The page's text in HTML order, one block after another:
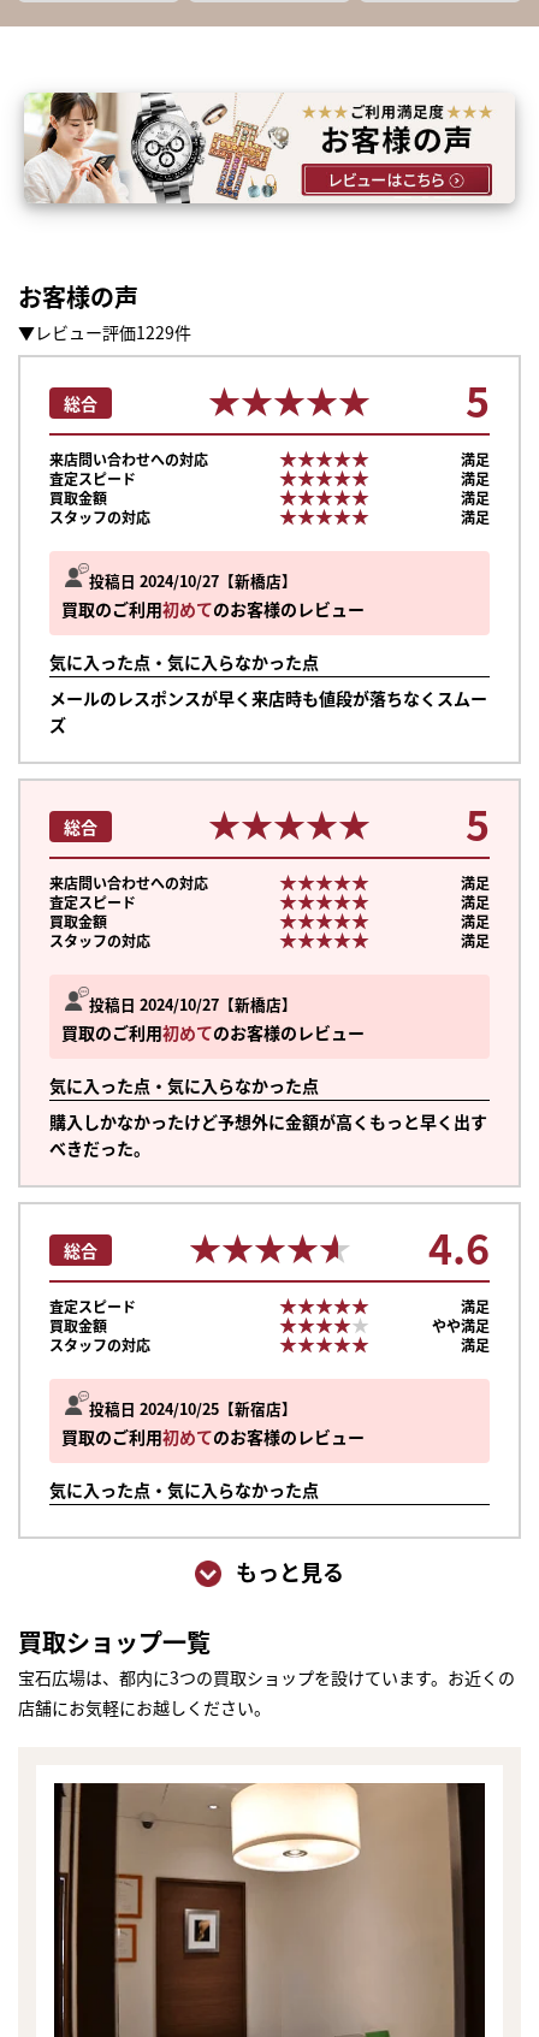
お客様の声
▼レビュー評価1229件
投稿日 2024/10/27 新橋店
買取のご利用初めてのお客様のレビュー
気に入った点・気に入らなかった点
メールのレスポンスが早く来店時も値段が落ちなくスムー
ズ
総合 ★★★★★
★★★★★ 5
来店問い合わせへの対応 ★★★★★
★★★★★
満足
査定スピード
★★★★★
★★★★★
満足
買取金額
★★★★★
★★★★★
満足
スタッフの対応
★★★★★
★★★★★ 満足
投稿日 2024/10/27 新橋店
買取のご利用初めてのお客様のレビュー
気に入った点・気に入らなかった点
購入しかなかったけど予想外に金額が高くもっと早く出す
べきだった。
総合 ★★★★★
★★★★★ 5
来店問い合わせへの対応 ★★★★★
★★★★★
満足
査定スピード
★★★★★
★★★★★
満足
買取金額
★★★★★
★★★★★
満足
スタッフの対応
★★★★★
★★★★★ 満足
投稿日 2024/10/25 新宿店
買取のご利用初めてのお客様のレビュー
気に入った点・気に入らなかった点
総合 ★★★★★
★★★★★ 4.6
査定スピード ★★★★★
★★★★★
満足
買取金額
★★★★★
★★★★★
やや満足
スタッフの対応
★★★★★
★★★★★ 満足
もっと見る
買取ショップ一覧
宝石広場は、都内に3つの買取ショップを設けています。お近くの
店舗にお気軽にお越しください。